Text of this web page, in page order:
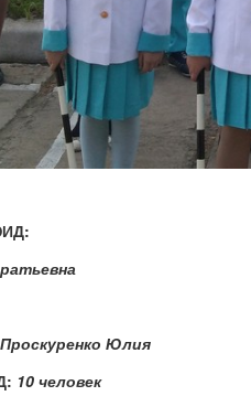
Проскуренко Юлия
10 человек